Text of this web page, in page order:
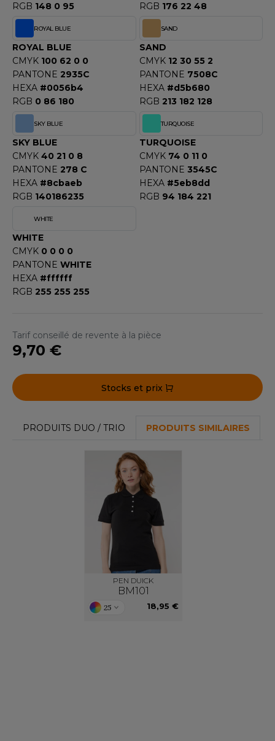
ONE TOWELLING
MILL
RGB 148 0 95
RGB 176 22 48
ROYAL BLUE
ROYAL BLUE
CMYK 100 62 0 0
PANTONE 2935C
HEXA #0056b4
RGB 0 86 180
SAND
SAND
CMYK 12 30 55 2
PANTONE 7508C
HEXA #d5b680
RGB 213 182 128
SKY BLUE
SKY BLUE
CMYK 40 21 0 8
PANTONE 278 C
HEXA #8cbaeb
RGB 140186235
TURQUOISE
TURQUOISE
CMYK 74 0 11 0
PANTONE 3545C
HEXA #5eb8dd
RGB 94 184 221
WHITE
WHITE
CMYK 0 0 0 0
PANTONE WHITE
HEXA #ffffff
RGB 255 255 255
Tarif conseillé de revente à la pièce
9,70 €
Stocks et prix
PRODUITS DUO / TRIO PRODUITS SIMILAIRES
PEN DUICK
BM101
25 18,95 €